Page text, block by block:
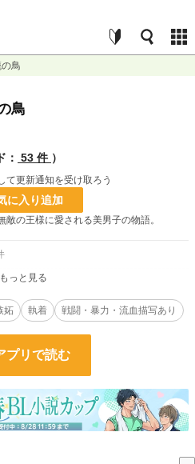
鳥
鳥
： 53 件 ）
て更新通知を受け取ろう
に入り追加
の王様に愛される美男子の物語。
妬 執着 戦闘・暴力・流血描写あり
プリで読む